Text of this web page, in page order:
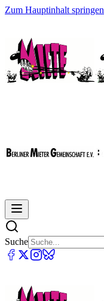
Zum Hauptinhalt springen
Suche